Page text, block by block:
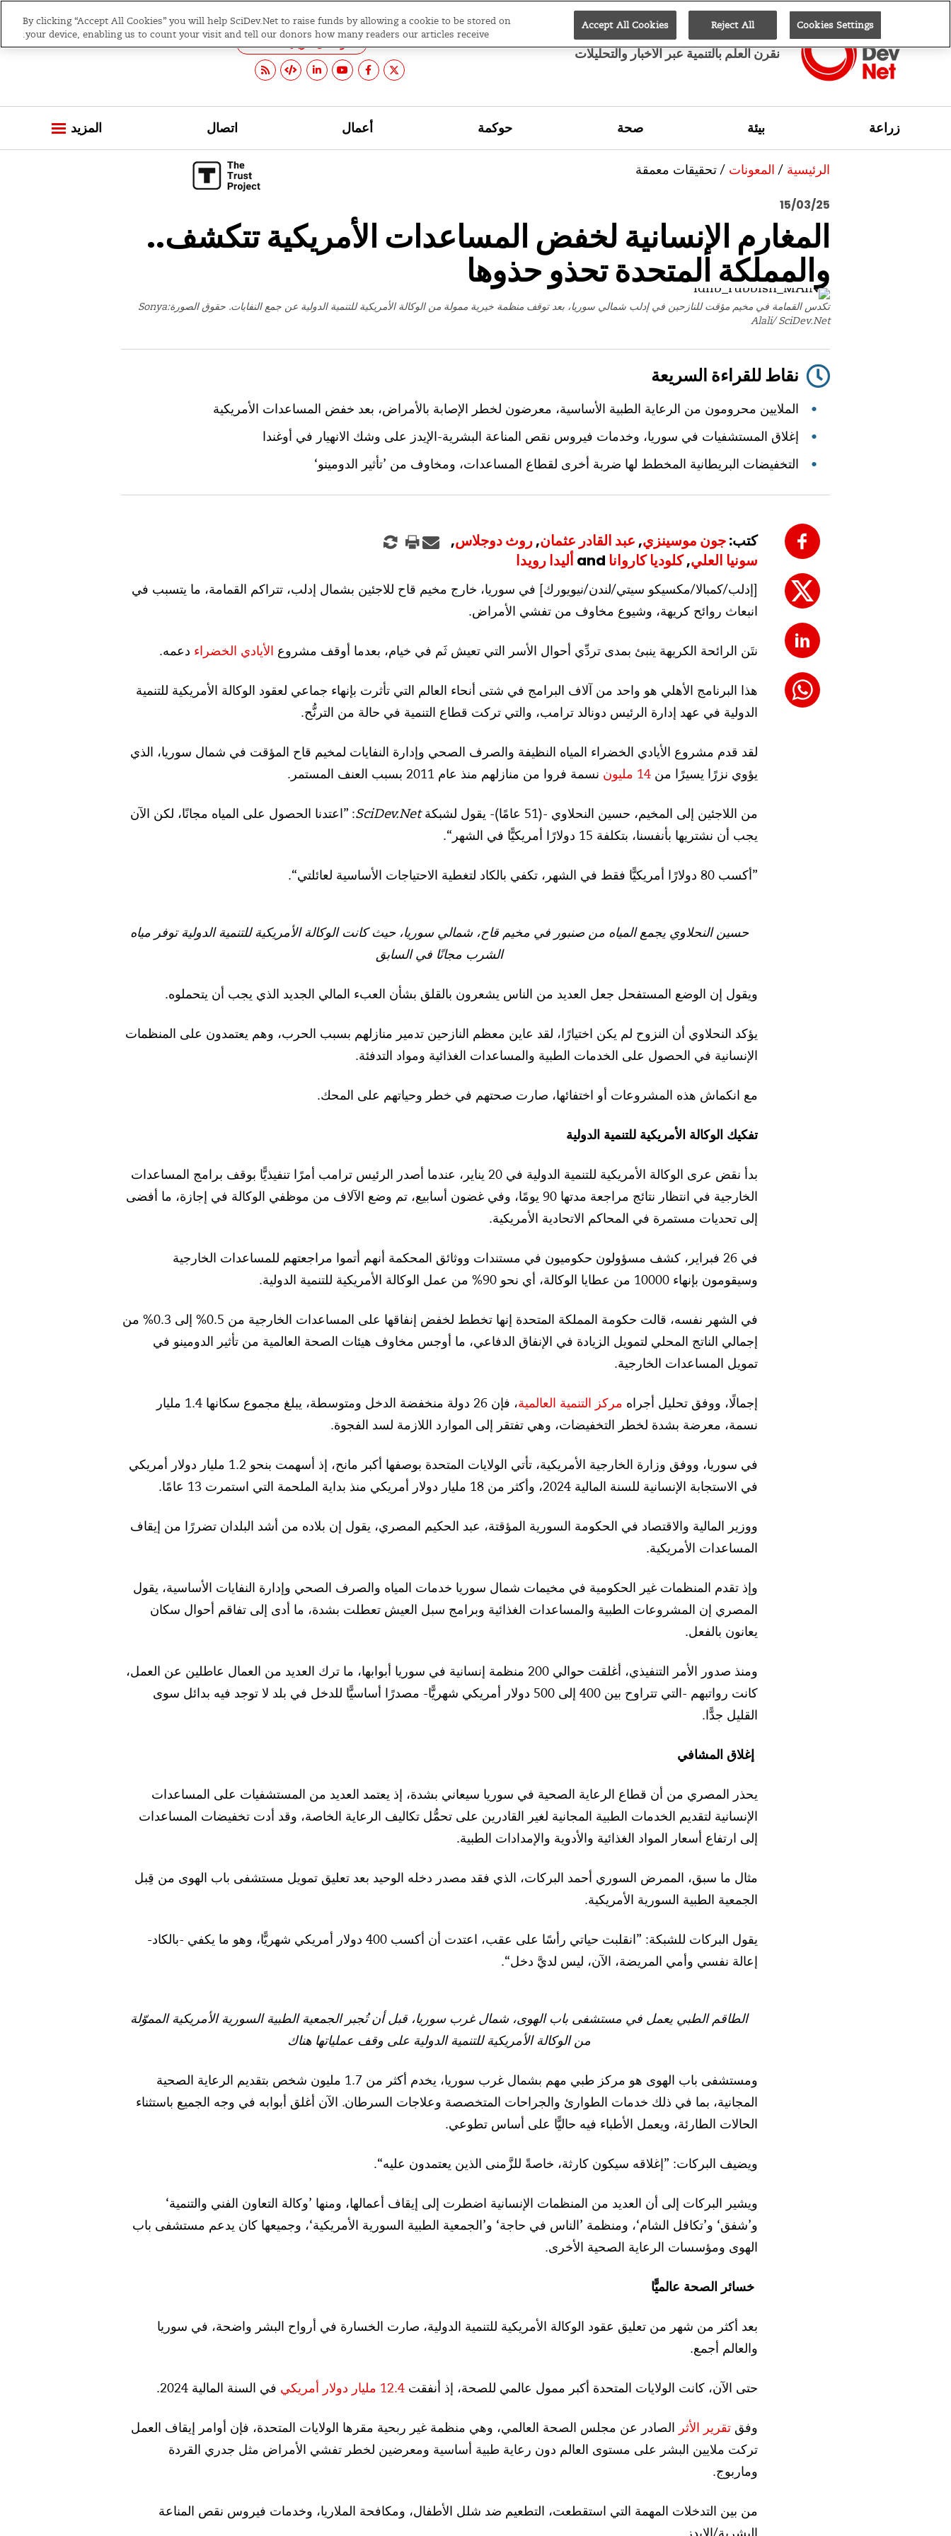
i
o
نقرن العلم بالتنمية عبر الأخبار والتحليلات
عضو جديد؟ التسجيل بحث نسخالشرق الأوسط
وشمال أفريقيا
زراعة بيئة صحة حوكمة أعمال اتصال المزيد
الرئيسية / المعونات / تحقيقات معمقة
15/03/25
المغارم الإنسانية لخفض المساعدات الأمريكية تتكشف..
والمملكة المتحدة تحذو حذوها
تكدس القمامة في مخيم مؤقت للنازحين في إدلب شمالي سوريا، بعد توقف منظمة خيرية ممولة من الوكالة الأمريكية للتنمية الدولية عن جمع النفايات. حقوق الصورة:Sonya
Alali/ SciDev.Net
نقاط للقراءة السريعة
الملايين محرومون من الرعاية الطبية الأساسية، معرضون لخطر الإصابة بالأمراض، بعد خفض المساعدات الأمريكية
إغلاق المستشفيات في سوريا، وخدمات فيروس نقص المناعة البشرية-الإيدز على وشك الانهيار في أوغندا
التخفيضات البريطانية المخطط لها ضربة أخرى لقطاع المساعدات، ومخاوف من ’تأثير الدومينو‘
كتب:جون موسينزي, عبد القادر عثمان,روث دوجلاس,
سونيا العلي,كلوديا كاروانا أليدا رويدا
[إدلب/كمبالا/مكسيكو سيتي/لندن/نيويورك] في سوريا، خارج مخيم قاح للاجئين بشمال إدلب، تتراكم القمامة، ما يتسبب في
انبعاث روائح كريهة، وشيوع مخاوف من تفشي الأمراض.
نتَن الرائحة الكريهة ينبئ بمدى تردِّي أحوال الأسر التي تعيش ثَم في خيام، بعدما أوقف مشروع الأيادي الخضراء دعمه.
هذا البرنامج الأهلي هو واحد من آلاف البرامج في شتى أنحاء العالم التي تأثرت بإنهاء جماعي لعقود الوكالة الأمريكية للتنمية
الدولية في عهد إدارة الرئيس دونالد ترامب، والتي تركت قطاع التنمية في حالة من الترنُّح.
لقد قدم مشروع الأيادي الخضراء المياه النظيفة والصرف الصحي وإدارة النفايات لمخيم قاح المؤقت في شمال سوريا، الذي
يؤوي نزرًا يسيرًا من14 مليون نسمة فروا من منازلهم منذ عام 2011 بسبب العنف المستمر.
من اللاجئين إلى المخيم، حسين النحلاوي -(51 عامًا)- يقول لشبكة SciDev.Net: ”اعتدنا الحصول على المياه مجانًا، لكن الآن
يجب أن نشتريها بأنفسنا، بتكلفة 15 دولارًا أمريكيًّا في الشهر“.
”أكسب 80 دولارًا أمريكيًّا فقط في الشهر، تكفي بالكاد لتغطية الاحتياجات الأساسية لعائلتي“.
حسين النحلاوي يجمع المياه من صنبور في مخيم قاح، شمالي سوريا، حيث كانت الوكالة الأمريكية للتنمية الدولية توفر مياه
الشرب مجانًا في السابق
ويقول إن الوضع المستفحل جعل العديد من الناس يشعرون بالقلق بشأن العبء المالي الجديد الذي يجب أن يتحملوه.
يؤكد النحلاوي أن النزوح لم يكن اختيارًا، لقد عاين معظم النازحين تدمير منازلهم بسبب الحرب، وهم يعتمدون على المنظمات
الإنسانية في الحصول على الخدمات الطبية والمساعدات الغذائية ومواد التدفئة.
مع انكماش هذه المشروعات أو اختفائها، صارت صحتهم في خطر وحياتهم على المحك.
تفكيك الوكالة الأمريكية للتنمية الدولية
بدأ نقض عرى الوكالة الأمريكية للتنمية الدولية في 20 يناير، عندما أصدر الرئيس ترامب أمرًا تنفيذيًّا بوقف برامج المساعدات
الخارجية في انتظار نتائج مراجعة مدتها 90 يومًا، وفي غضون أسابيع، تم وضع الآلاف من موظفي الوكالة في إجازة، ما أفضى
إلى تحديات مستمرة في المحاكم الاتحادية الأمريكية.
في 26 فبراير، كشف مسؤولون حكوميون في مستندات ووثائق المحكمة أنهم أتموا مراجعتهم للمساعدات الخارجية
وسيقومون بإنهاء 10000 من عطايا الوكالة، أي نحو 90% من عمل الوكالة الأمريكية للتنمية الدولية.
في الشهر نفسه، قالت حكومة المملكة المتحدة إنها تخطط لخفض إنفاقها على المساعدات الخارجية من 0.5% إلى 0.3% من
إجمالي الناتج المحلي لتمويل الزيادة في الإنفاق الدفاعي، ما أوجس مخاوف هيئات الصحة العالمية من تأثير الدومينو في
تمويل المساعدات الخارجية.
إجمالًا، ووفق تحليل أجراه مركز التنمية العالمية
، فإن 26 دولة منخفضة الدخل ومتوسطة، يبلغ مجموع سكانها 1.4 مليار
نسمة، معرضة بشدة لخطر التخفيضات، وهي تفتقر إلى الموارد اللازمة لسد الفجوة.
في سوريا، ووفق وزارة الخارجية الأمريكية، تأتي الولايات المتحدة بوصفها أكبر مانح، إذ أسهمت بنحو 1.2 مليار دولار أمريكي
في الاستجابة الإنسانية للسنة المالية 2024، وأكثر من 18 مليار دولار أمريكي منذ بداية الملحمة التي استمرت 13 عامًا.
ووزير المالية والاقتصاد في الحكومة السورية المؤقتة، عبد الحكيم المصري، يقول إن بلاده من أشد البلدان تضررًا من إيقاف
المساعدات الأمريكية.
وإذ تقدم المنظمات غير الحكومية في مخيمات شمال سوريا خدمات المياه والصرف الصحي وإدارة النفايات الأساسية، يقول
المصري إن المشروعات الطبية والمساعدات الغذائية وبرامج سبل العيش تعطلت بشدة، ما أدى إلى تفاقم أحوال سكان
يعانون بالفعل.
ومنذ صدور الأمر التنفيذي، أغلقت حوالي 200 منظمة إنسانية في سوريا أبوابها، ما ترك العديد من العمال عاطلين عن العمل،
كانت رواتبهم -التي تتراوح بين 400 إلى 500 دولار أمريكي شهريًّا- مصدرًا أساسيًّا للدخل في بلد لا توجد فيه بدائل سوى
القليل جدًّا.
إغلاق المشافي
يحذر المصري من أن قطاع الرعاية الصحية في سوريا سيعاني بشدة، إذ يعتمد العديد من المستشفيات على المساعدات
الإنسانية لتقديم الخدمات الطبية المجانية لغير القادرين على تحمُّل تكاليف الرعاية الخاصة، وقد أدت تخفيضات المساعدات
إلى ارتفاع أسعار المواد الغذائية والأدوية والإمدادات الطبية.
مثال ما سبق، الممرض السوري أحمد البركات، الذي فقد مصدر دخله الوحيد بعد تعليق تمويل مستشفى باب الهوى من قِبل
الجمعية الطبية السورية الأمريكية.
يقول البركات للشبكة: ”انقلبت حياتي رأسًا على عقب، اعتدت أن أكسب 400 دولار أمريكي شهريًّا، وهو ما يكفي -بالكاد-
إعالة نفسي وأمي المريضة، الآن، ليس لديَّ دخل“.
الطاقم الطبي يعمل في مستشفى باب الهوى، شمال غرب سوريا، قبل أن تُجبر الجمعية الطبية السورية الأمريكية المموّلة
من الوكالة الأمريكية للتنمية الدولية على وقف عملياتها هناك
ومستشفى باب الهوى هو مركز طبي مهم بشمال غرب سوريا، يخدم أكثر من 1.7 مليون شخص بتقديم الرعاية الصحية
المجانية، بما في ذلك خدمات الطوارئ والجراحات المتخصصة وعلاجات السرطان. الآن أغلق أبوابه في وجه الجميع باستثناء
الحالات الطارئة، ويعمل الأطباء فيه حاليًّا على أساس تطوعي.
ويضيف البركات: ”إغلاقه سيكون كارثة، خاصةً للزَّمنى الذين يعتمدون عليه“.
ويشير البركات إلى أن العديد من المنظمات الإنسانية اضطرت إلى إيقاف أعمالها، ومنها ’وكالة التعاون الفني والتنمية‘
و’شفق‘ و’تكافل الشام‘، ومنظمة ’الناس في حاجة‘ و’الجمعية الطبية السورية الأمريكية‘، وجميعها كان يدعم مستشفى باب
الهوى ومؤسسات الرعاية الصحية الأخرى.
خسائر الصحة عالميًّا
بعد أكثر من شهر من تعليق عقود الوكالة الأمريكية للتنمية الدولية، صارت الخسارة في أرواح البشر واضحة، في سوريا
والعالم أجمع.
حتى الآن، كانت الولايات المتحدة أكبر ممول عالمي للصحة، إذ أنفقت12.4 مليار دولار أمريكي في السنة المالية 2024.
وفقتقرير الأثر الصادر عن مجلس الصحة العالمي، وهي منظمة غير ربحية مقرها الولايات المتحدة، فإن أوامر إيقاف العمل
تركت ملايين البشر على مستوى العالم دون رعاية طبية أساسية ومعرضين لخطر تفشي الأمراض مثل جدري القردة
وماربوج.
من بين التدخلات المهمة التي استقطعت، التطعيم ضد شلل الأطفال، ومكافحة الملاريا، وخدمات فيروس نقص المناعة
By clicking “Accept All Cookies” you will help SciDev.Net to raise funds by allowing a cookie to be stored on
your device, enabling us to count your visit and tell our donors how many readers our articles receive.
Cookies Settings
Reject All
Accept All Cookies